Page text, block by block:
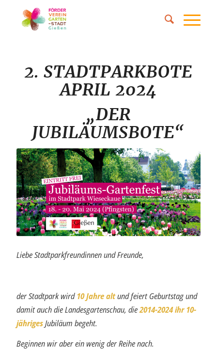
2. STADTPARKBOTE
APRIL 2024
„DER
JUBILÄUMSBOTE“
Liebe Stadtparkfreundinnen und Freunde,
der Stadtpark wird10 Jahre altund feiert Geburtstag und
damit auch die Landes­gartenschau, die2014-2024 ihr 10-
jährigesJubiläum begeht.
Beginnen wir aber ein wenig der Reihe nach.